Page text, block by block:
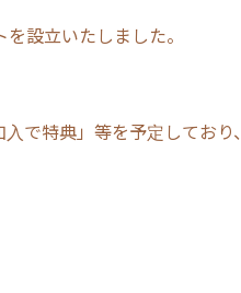
設立いたしました。
で特典」等を予定しており、